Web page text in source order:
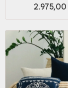
2.975,00